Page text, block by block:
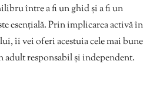
între a fi un ghid și a fi un
esențială. Prin implicarea activă în
îi vei oferi acestuia cele mai bune
adult responsabil și independent.